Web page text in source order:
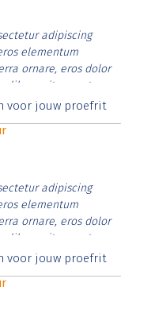
adipiscing
elementum
ornare, eros dolor
libero vitae erat.
id rutrum lorem
voor jouw proefrit
adipiscing
elementum
ornare, eros dolor
libero vitae erat.
id rutrum lorem
voor jouw proefrit